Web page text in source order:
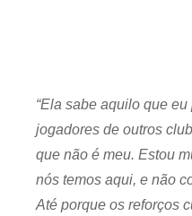
“Ela sabe aquilo que
jogadores de outros
que não é meu. Estou
nós temos aqui, e não
Até porque os reforços